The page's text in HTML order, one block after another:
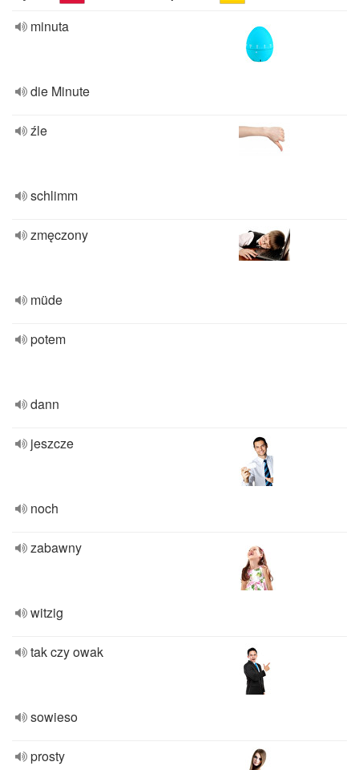
minuta
die Minute
źle
schlimm
zmęczony
müde
potem
dann
jeszcze
noch
zabawny
witzig
tak czy owak
sowieso
prosty